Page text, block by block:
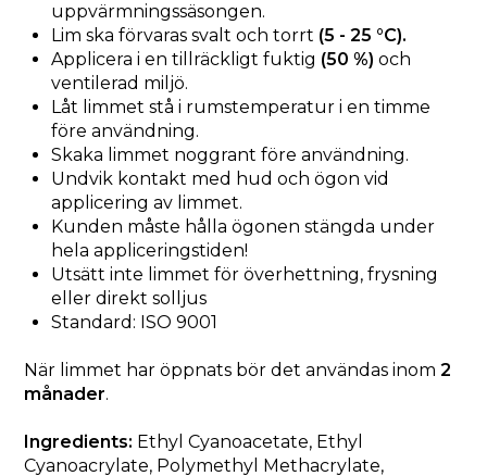
uppvärmningssäsongen.
Lim ska förvaras svalt och torrt (5 - 25 °C).
Applicera i en tillräckligt fuktig (50 %) och
ventilerad miljö.
Låt limmet stå i rumstemperatur i en timme
före användning.
Skaka limmet noggrant före användning.
Undvik kontakt med hud och ögon vid
applicering av limmet.
Kunden måste hålla ögonen stängda under
hela appliceringstiden!
Utsätt inte limmet för överhettning, frysning
eller direkt solljus
Standard: ISO 9001
När limmet har öppnats bör det användas inom 2
månader.
Ingredients: Ethyl Cyanoacetate, Ethyl
Cyanoacrylate, Polymethyl Methacrylate,